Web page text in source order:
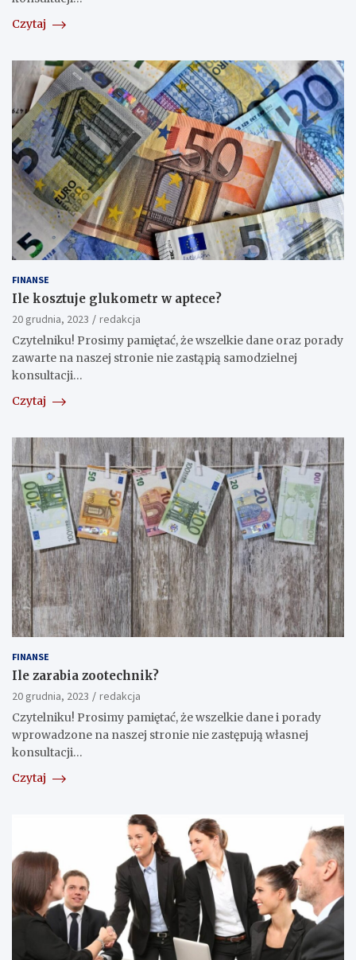
Czytaj
FINANSE
Ile kosztuje glukometr w aptece?
20 grudnia, 2023
redakcja
Czytelniku! Prosimy pamiętać, że wszelkie dane oraz porady
zawarte na naszej stronie nie zastąpią samodzielnej
konsultacji…
Czytaj
FINANSE
Ile zarabia zootechnik?
20 grudnia, 2023
redakcja
Czytelniku! Prosimy pamiętać, że wszelkie dane i porady
wprowadzone na naszej stronie nie zastępują własnej
konsultacji…
Czytaj